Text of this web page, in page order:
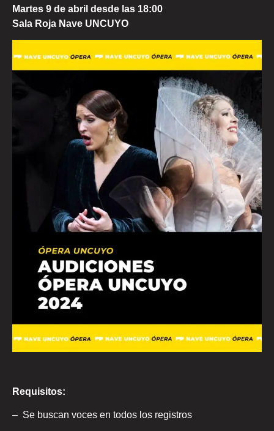
Martes 9 de abril desde las 18:00
Sala Roja Nave UNCUYO
Requisitos:
– Se buscan voces en todos los registros